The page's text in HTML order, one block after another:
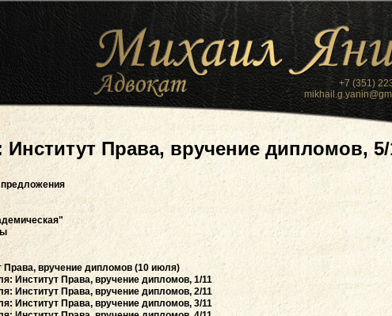
+7 (351)
Институт Права, вручение дипломов, 5/
Права, вручение дипломов (10 июля)
Институт Права, вручение дипломов, 1/11
Институт Права, вручение дипломов, 2/11
Институт Права, вручение дипломов, 3/11